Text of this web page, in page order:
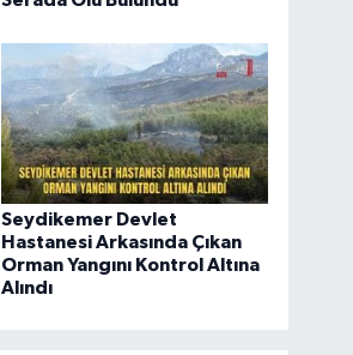
Seydikemer Devlet
Hastanesi Arkasında Çıkan
Orman Yangını Kontrol Altına
Alındı